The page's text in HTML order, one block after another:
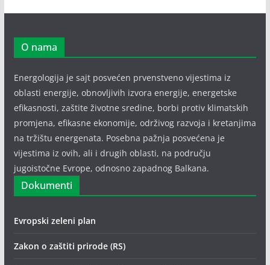
O nama
Energologija je sajt posvećen prvenstveno vijestima iz
oblasti energije, obnovljivih izvora energije, energetske
efikasnosti, zaštite životne sredine, borbi protiv klimatskih
promjena, efikasne ekonomije, održivog razvoja i kretanjima
na tržištu energenata. Posebna pažnja posvećena je
vijestima iz ovih, ali i drugih oblasti, na području
jugoistočne Evrope, odnosno zapadnog Balkana.
Dokumenti
Evropski zeleni plan
Zakon o zaštiti prirode (RS)